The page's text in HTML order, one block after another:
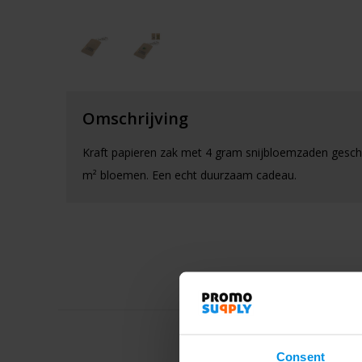
Consent
Omschrijving
Kraft papieren zak met 4 gram snijbloemzaden
m² bloemen. Een echt duurzaam cadeau.